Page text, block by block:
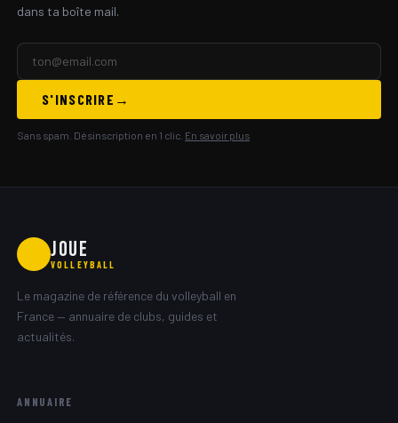
dans ta boîte mail.
S'INSCRIRE
Sans spam. Désinscription en 1 clic. En savoir plus
JOUE
VOLLEYBALL
Le magazine de référence du volleyball en
France — annuaire de clubs, guides et
actualités.
ANNUAIRE